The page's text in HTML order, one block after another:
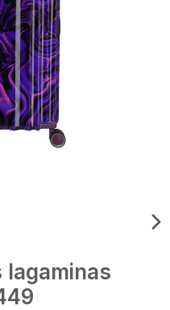
lagaminas